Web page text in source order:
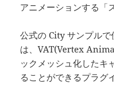
アニメーションする「
公式の City サンプル
は、VAT(Vertex
ックメッシュ化したキ
ることができるプラグ